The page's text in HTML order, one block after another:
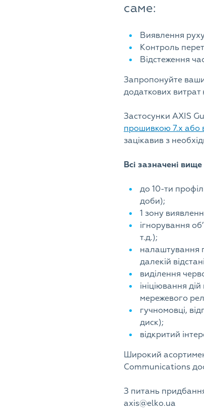
саме:
Виявлення
Контроль
Відстеження
Запропонуйте
додаткових витрат
Застосунки AXIS
прошивкою 7.х або
зацікавив з
Всі зазначені
до 10-ти
доби);
1 зону
ігнорування
т.д.);
налаштування
далекій
виділення
ініціювання
мережевого
гучномовці,
диск);
відкритий
Широкий
Communications
З питань
axis@elko.ua